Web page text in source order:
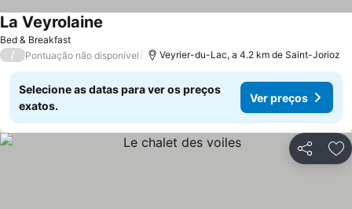
Bed & Breakfast
La Veyrolaine
/ Pontuação não disponível Veyrier-du-Lac, a 4.2 km de Saint-Jorioz
Selecione as datas para ver os preços
exatos.
Ver preços
Partilhar